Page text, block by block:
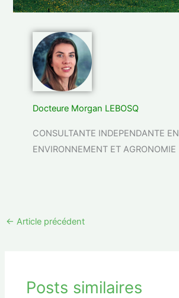
Docteure Morgan LEBOSQ
CONSULTANTE INDEPENDANTE EN
ENVIRONNEMENT ET AGRONOMIE
← Article précédent
Posts similaires